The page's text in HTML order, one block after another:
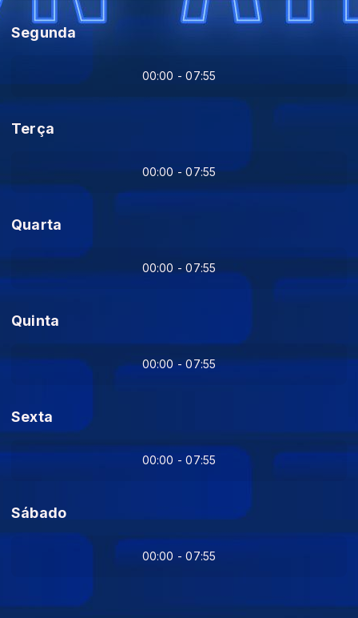
Segunda
00:00 - 07:55
Terça
00:00 - 07:55
Quarta
00:00 - 07:55
Quinta
00:00 - 07:55
Sexta
00:00 - 07:55
Sábado
00:00 - 07:55